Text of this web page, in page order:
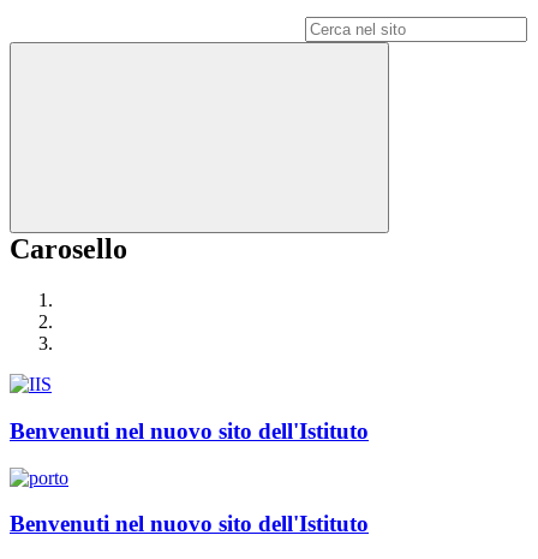
Carosello
Benvenuti nel nuovo sito dell'Istituto
Benvenuti nel nuovo sito dell'Istituto